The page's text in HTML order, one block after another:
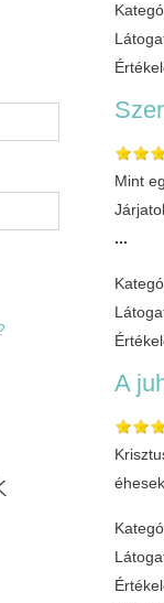
Mint
...
A